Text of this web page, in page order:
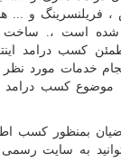
فریلنسرینگ و ...
شده است ،. ساخت و
کسب درامد
خدمات مورد
موضوع کسب درامد
بمنظور کسب
به سایت